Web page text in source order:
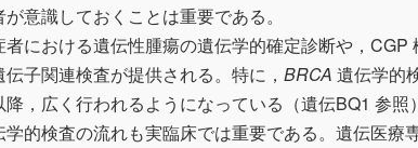
意識しておくことは重要である。
者における遺伝性腫瘍の遺伝学的確定診断や，CGP
子関連検査が提供される。特に， BRCA 遺伝学的
，広く行われるようになっている（遺伝BQ1 参
的検査の流れも実臨床では重要である。遺伝医療